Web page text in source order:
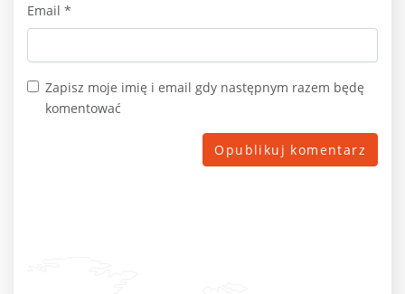
Email *
Zapisz moje imię i email gdy następnym razem będę
komentować